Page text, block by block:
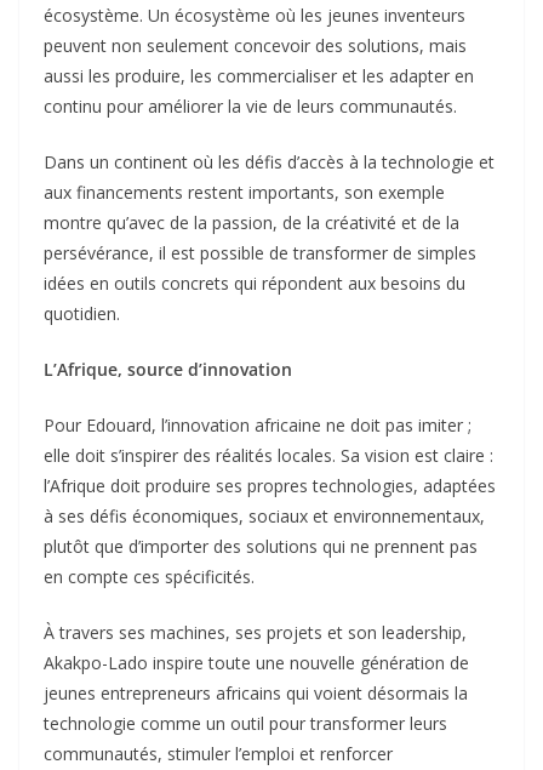
écosystème. Un écosystème où les jeunes inventeurs
peuvent non seulement concevoir des solutions, mais
aussi les produire, les commercialiser et les adapter en
continu pour améliorer la vie de leurs communautés.
Dans un continent où les défis d’accès à la technologie et
aux financements restent importants, son exemple
montre qu’avec de la passion, de la créativité et de la
persévérance, il est possible de transformer de simples
idées en outils concrets qui répondent aux besoins du
quotidien.
L’Afrique, source d’innovation
Pour Edouard, l’innovation africaine ne doit pas imiter ;
elle doit s’inspirer des réalités locales. Sa vision est claire :
l’Afrique doit produire ses propres technologies, adaptées
à ses défis économiques, sociaux et environnementaux,
plutôt que d’importer des solutions qui ne prennent pas
en compte ces spécificités.
À travers ses machines, ses projets et son leadership,
Akakpo-Lado inspire toute une nouvelle génération de
jeunes entrepreneurs africains qui voient désormais la
technologie comme un outil pour transformer leurs
communautés, stimuler l’emploi et renforcer